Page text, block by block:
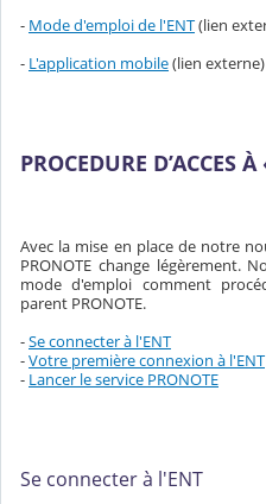
- Mode d'emploi de l'ENT(lien
- L'application mobile(lien externe)
PROCEDURE D’ACCES
Avec la mise en place de notre
PRONOTE change légèrement.
mode d'emploi comment
parent PRONOTE.
-Se connecter à l'ENT
-Votre première connexion à l'ENT
- Lancer le service PRONOTE
Se connecter à l'ENT